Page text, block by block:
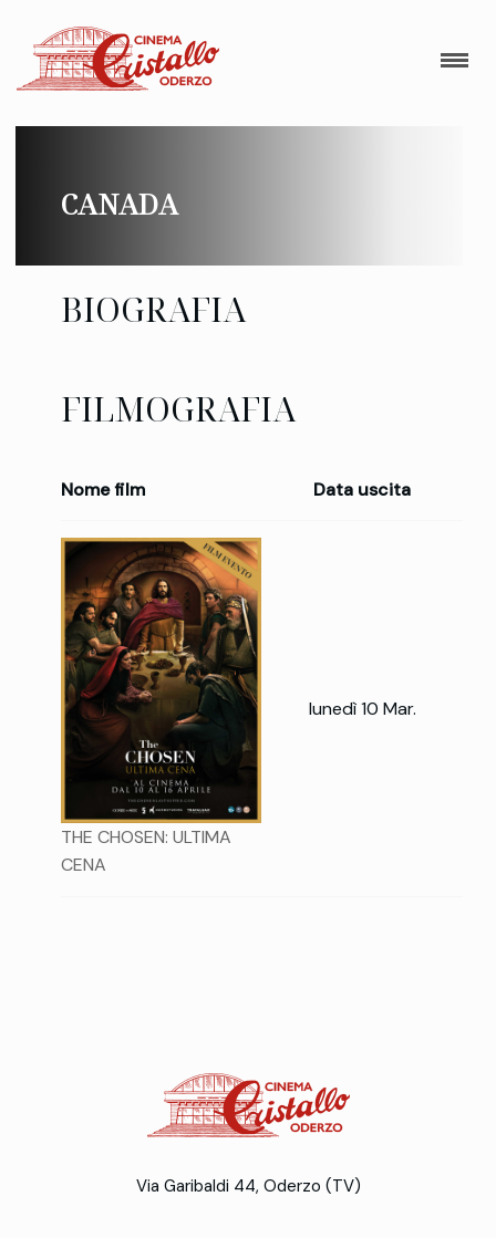
CANADA
BIOGRAFIA
FILMOGRAFIA
Nome film Data uscita
THE CHOSEN: ULTIMA
CENA
lunedì 10 Mar.
Via Garibaldi 44, Oderzo (TV)